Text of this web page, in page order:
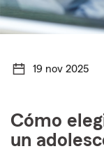
19 nov 2025
Cómo
un